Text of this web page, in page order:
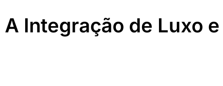
Integração de Luxo e